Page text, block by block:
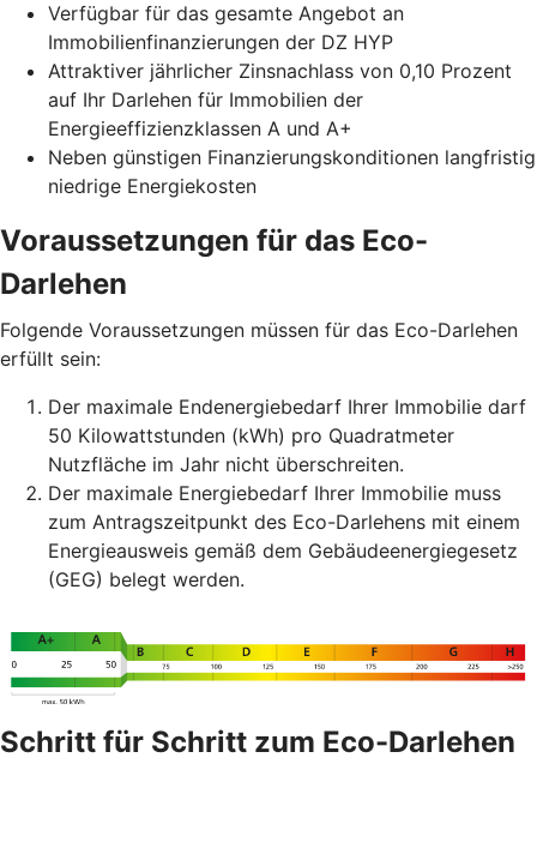
Verfügbar für das gesamte Angebot an
Immobilienfinanzierungen der DZ HYP
Attraktiver jährlicher Zinsnachlass von 0,10 Prozent
auf Ihr Darlehen für Immobilien der
Energieeffizienzklassen A und A+
Neben günstigen Finanzierungskonditionen langfristig
niedrige Energiekosten
Voraussetzungen für das Eco-
Darlehen
Folgende Voraussetzungen müssen für das Eco-Darlehen
erfüllt sein:
Der maximale Endenergiebedarf Ihrer Immobilie darf
50 Kilowattstunden (kWh) pro Quadratmeter
Nutzfläche im Jahr nicht überschreiten.
Der maximale Energiebedarf Ihrer Immobilie muss
zum Antragszeitpunkt des Eco-Darlehens mit einem
Energieausweis gemäß dem Gebäudeenergiegesetz
(GEG) belegt werden.
Schritt für Schritt zum Eco-Darlehen